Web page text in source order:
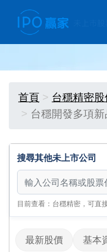
首頁 台穩精密
台穩開發多項
搜尋其他未上市公司
搜尋其他未上市公司
目前查看：台穩精密，可直
最新股價 基本